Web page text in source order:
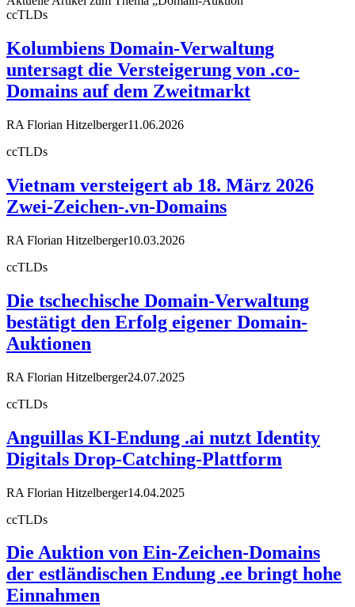
ccTLDs
Kolumbiens Domain-Verwaltung
untersagt die Versteigerung von .co-
Domains auf dem Zweitmarkt
RA Florian Hitzelberger11.06.2026
ccTLDs
Vietnam versteigert ab 18. März 2026
Zwei-Zeichen-.vn-Domains
RA Florian Hitzelberger10.03.2026
ccTLDs
Die tschechische Domain-Verwaltung
bestätigt den Erfolg eigener Domain-
Auktionen
RA Florian Hitzelberger24.07.2025
ccTLDs
Anguillas KI-Endung .ai nutzt Identity
Digitals Drop-Catching-Plattform
RA Florian Hitzelberger14.04.2025
ccTLDs
Die Auktion von Ein-Zeichen-Domains
der estländischen Endung .ee bringt hohe
Einnahmen